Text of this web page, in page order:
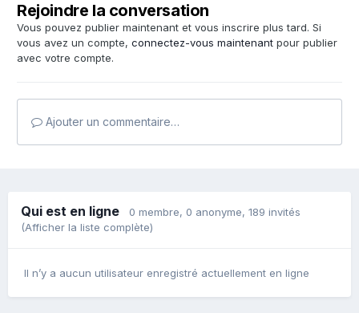
Rejoindre la conversation
Vous pouvez publier maintenant et vous inscrire plus tard. Si
vous avez un compte, connectez-vous maintenant pour publier
avec votre compte.
Ajouter un commentaire…
Qui est en ligne 0 membre, 0 anonyme, 189 invités
(Afficher la liste complète)
Il n’y a aucun utilisateur enregistré actuellement en ligne